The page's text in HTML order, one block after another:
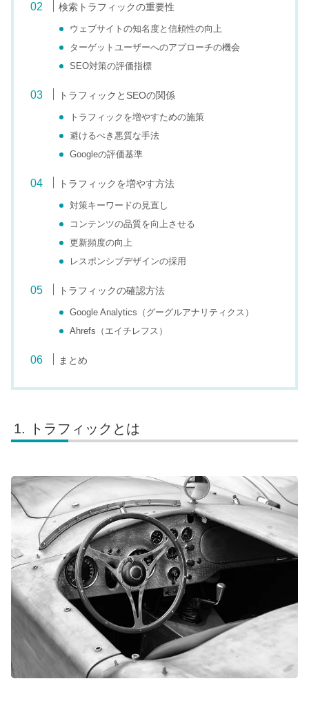
検索トラフィックの重要性
ウェブサイトの知名度と信頼性の向上
ターゲットユーザーへのアプローチの機会
SEO対策の評価指標
トラフィックとSEOの関係
トラフィックを増やすための施策
避けるべき悪質な手法
Googleの評価基準
トラフィックを増やす方法
対策キーワードの見直し
コンテンツの品質を向上させる
更新頻度の向上
レスポンシブデザインの採用
トラフィックの確認方法
Google Analytics（グーグルアナリティクス）
Ahrefs（エイチレフス）
まとめ
トラフィックとは